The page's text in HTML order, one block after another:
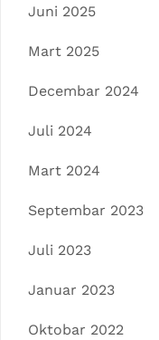
Juni 2025
Mart 2025
Decembar 2024
Juli 2024
Mart 2024
Septembar 2023
Juli 2023
Januar 2023
Oktobar 2022